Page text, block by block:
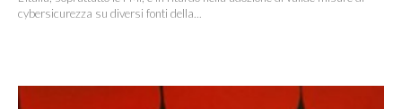
cybersicurezza su diversi fonti della...